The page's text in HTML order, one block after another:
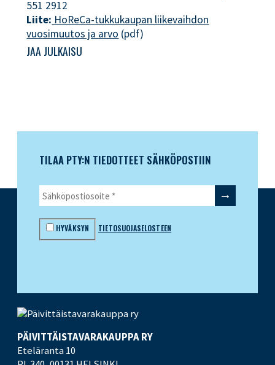
551 2912
Liite: HoReCa-tukkukaupan liikevaihdon
vuosimuutos ja arvo (pdf)
JAA JULKAISU
TILAA PTY:N TIEDOTTEET SÄHKÖPOSTIIN
HYVÄKSYN TIETOSUOJASELOSTEEN
PÄIVITTÄISTAVARA­KAUPPA RY
Eteläranta 10